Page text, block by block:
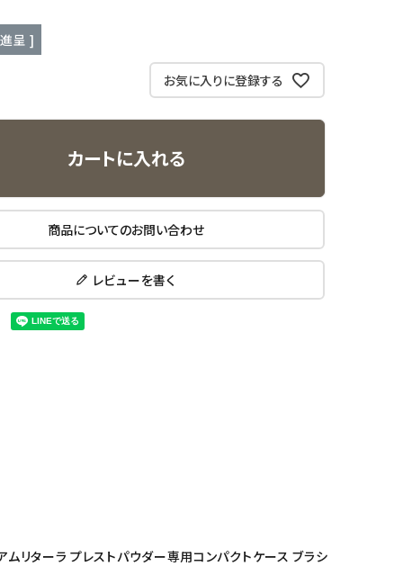
呈 ]
お気に入りに登録する
カートに入れる
商品についてのお問い合わせ
レビューを書く
リターラ プレストパウダー専用コンパクトケース ブラシ